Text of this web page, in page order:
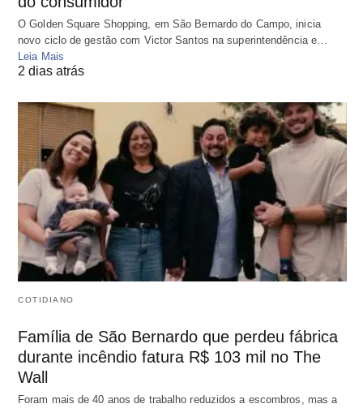
O Golden Square Shopping, em São Bernardo do Campo, inicia
novo ciclo de gestão com Victor Santos na superintendência e…
Leia Mais
2 dias atrás
COTIDIANO
Família de São Bernardo que perdeu fábrica
durante incêndio fatura R$ 103 mil no The
Wall
Foram mais de 40 anos de trabalho reduzidos a escombros, mas a